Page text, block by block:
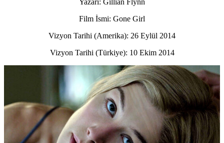
Yazarı: Gillian Flynn
Film İsmi: Gone Girl
Vizyon Tarihi (Amerika): 26 Eylül 2014
Vizyon Tarihi (Türkiye): 10 Ekim 2014